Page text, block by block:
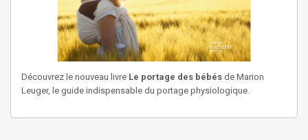
Découvrez le nouveau livre Le portage des bébés de Marion
Leuger, le guide indispensable du portage physiologique.